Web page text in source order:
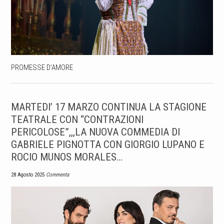
PROMESSE D’AMORE
MARTEDI’ 17 MARZO CONTINUA LA STAGIONE
TEATRALE CON “CONTRAZIONI
PERICOLOSE”,,,LA NUOVA COMMEDIA DI
GABRIELE PIGNOTTA CON GIORGIO LUPANO E
ROCIO MUNOS MORALES…
28 Agosto 2025 Commenta